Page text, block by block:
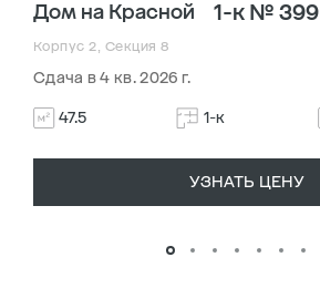
Дом на Красной 1-к № 399
Корпус 2, Секция 8
Сдача в 4 кв. 2026 г.
47.5 1-к
УЗНАТЬ ЦЕНУ